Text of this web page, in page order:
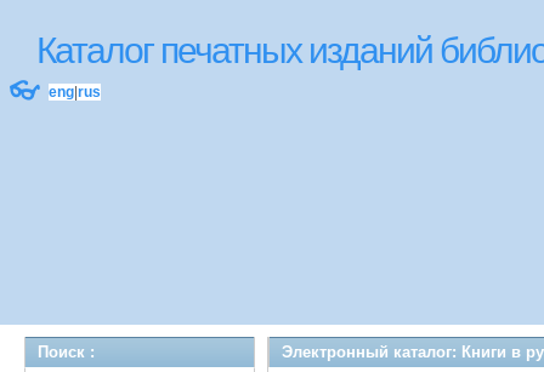
Каталог печатных изданий
👓 eng rus
Поиск : Электронный каталог: Книги в